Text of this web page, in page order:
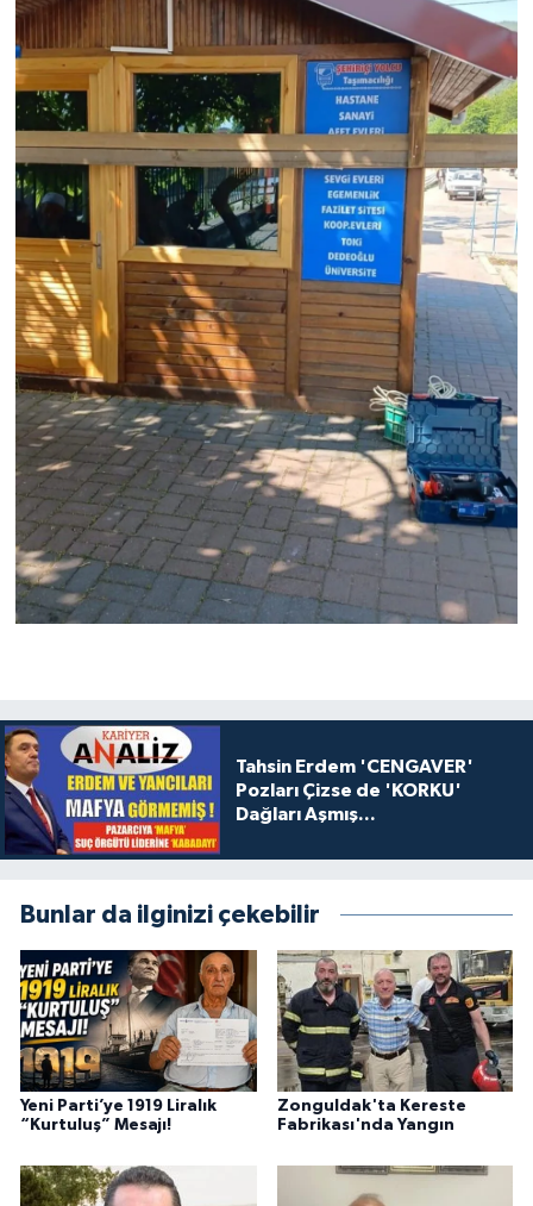
Tahsin Erdem 'CENGAVER'
Pozları Çizse de 'KORKU'
Dağları Aşmış...
Bunlar da ilginizi çekebilir
Yeni Parti’ye 1919 Liralık
“Kurtuluş” Mesajı!
Zonguldak'ta Kereste
Fabrikası'nda Yangın